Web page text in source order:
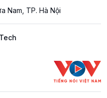
Nam, TP. Hà Nội